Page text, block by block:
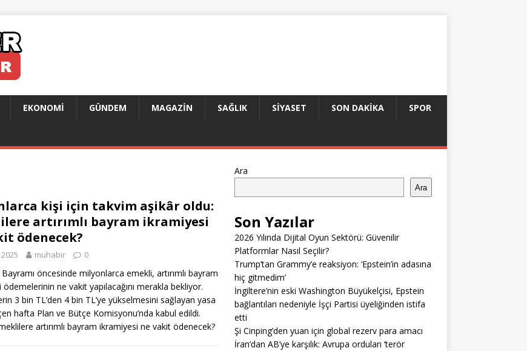
EKONOMI GÜNDEM MAGAZIN SAĞLIK SIYASET SON DAKIKA SPOR
kişi için takvim aşikâr oldu:
artırımlı bayram ikramiyesi
ödenecek?
muhabir 0
öncesinde milyonlarca emekli, artırımlı bayram
ne vakit yapılacağını merakla bekliyor.
3 bin TL’den 4 bin TL’ye yükselmesini sağlayan yasa
hafta Plan ve Bütçe Komisyonu’nda kabul edildi.
artırımlı bayram ikramiyesi ne vakit ödenecek?
Ara
Ara
Son Yazılar
2026 Yılında Dijital Oyun Sektörü: Güvenilir
Platformlar Nasıl Seçilir?
Trump’tan Grammy’e reaksiyon: ‘Epstein’in adasına
hiç gitmedim’
İngiltere’nin eski Washington Büyükelçisi, Epstein
bağlantıları nedeniyle İşçi Partisi üyeliğinden istifa
etti
Şi Cinping’den yuan için global rezerv para amacı
İran’dan AB’ye karşılık: Avrupa orduları ‘terör